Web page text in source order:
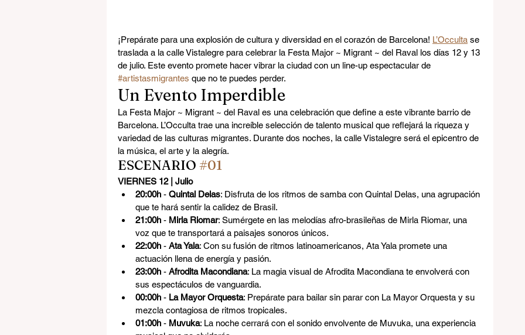
¡Prepárate para una explosión de cultura y diversidad en el corazón de Barcelona! L’Occulta se
traslada a la calle Vistalegre para celebrar la Festa Major ~ Migrant ~ del Raval los días 12 y 13
de julio. Este evento promete hacer vibrar la ciudad con un line-up espectacular de
#artistasmigrantes que no te puedes perder.
Un Evento Imperdible
La Festa Major ~ Migrant ~ del Raval es una celebración que define a este vibrante barrio de
Barcelona. L’Occulta trae una increíble selección de talento musical que reflejará la riqueza y
variedad de las culturas migrantes. Durante dos noches, la calle Vistalegre será el epicentro de
la música, el arte y la alegría.
ESCENARIO #01
VIERNES 12 | Julio
20:00h - Quintal Delas: Disfruta de los ritmos de samba con Quintal Delas, una agrupación
que te hará sentir la calidez de Brasil.
21:00h - Mirla Riomar: Sumérgete en las melodías afro-brasileñas de Mirla Riomar, una
voz que te transportará a paisajes sonoros únicos.
22:00h - Ata Yala: Con su fusión de ritmos latinoamericanos, Ata Yala promete una
actuación llena de energía y pasión.
23:00h - Afrodita Macondiana: La magia visual de Afrodita Macondiana te envolverá con
sus espectáculos de vanguardia.
00:00h - La Mayor Orquesta: Prepárate para bailar sin parar con La Mayor Orquesta y su
mezcla contagiosa de ritmos tropicales.
01:00h - Muvuka: La noche cerrará con el sonido envolvente de Muvuka, una experiencia